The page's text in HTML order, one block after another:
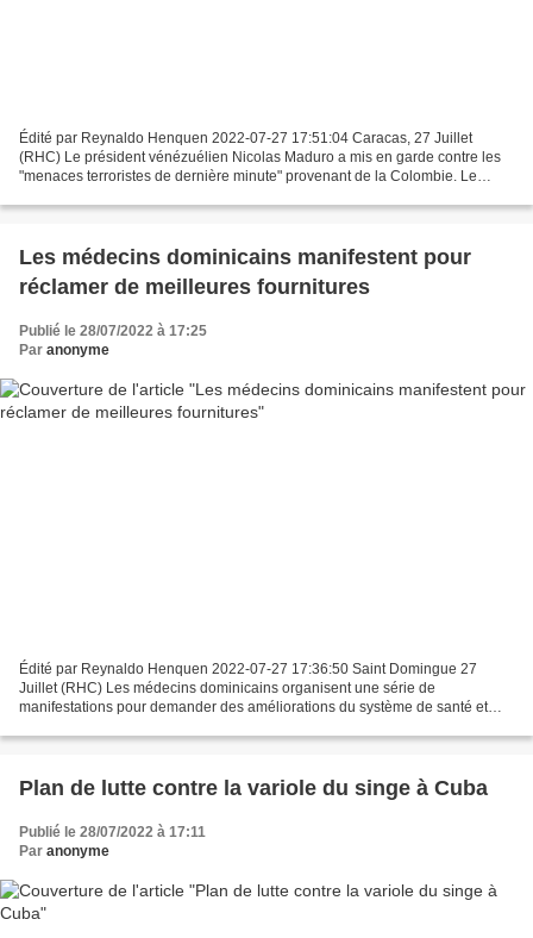
Édité par Reynaldo Henquen 2022-07-27 17:51:04 Caracas, 27 Juillet
(RHC) Le président vénézuélien Nicolas Maduro a mis en garde contre les
"menaces terroristes de dernière minute" provenant de la Colombie. Le
Les médecins dominicains manifestent pour
réclamer de meilleures fournitures
Publié le 28/07/2022 à 17:25
Par anonyme
Édité par Reynaldo Henquen 2022-07-27 17:36:50 Saint Domingue 27
Juillet (RHC) Les médecins dominicains organisent une série de
manifestations pour demander des améliorations du système de santé et
Plan de lutte contre la variole du singe à Cuba
Publié le 28/07/2022 à 17:11
Par anonyme